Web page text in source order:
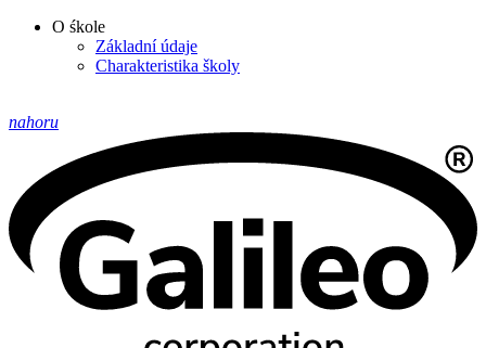
O śkole
Základní údaje
Charakteristika školy
nahoru